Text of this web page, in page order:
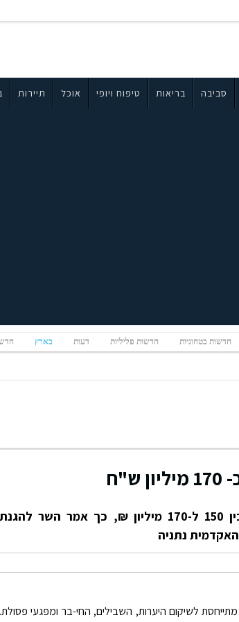
סביבה בריאות טיפוח ויופי אוכל תיירות
חדשות בטחוניות חדשות פליליות דעות בארץ
הנזק שנגרם לסביבה בשרפה בכרמל מוערך בין 150 ל-170 מיליון ₪, כך אמר השר להגנת
נתניה
לשיקום היערות, השבילים, החי-בר ומפגעי פסולת.